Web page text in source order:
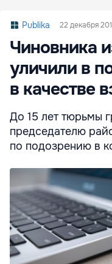
Publika 22 декабря
Чиновника
уличили в
в качестве
До 15 лет тюрьмы
председателю
по подозрению в